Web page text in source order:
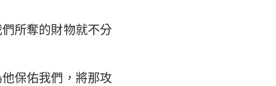
所奪的財物就不分
保佑我們，將那攻